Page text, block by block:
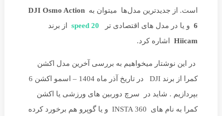
است. از جدیدترین مدل‌ها میتوان به DJI Osmo Action
6و یا در مدل های اقتصادی تر 20 speed
از برند
Hiicamاشاره کرد.
در این نوشتار میخواهیم به بررسی آخرین مدل اکشن
کمرا از برند DJI در تاریخ آذر ماه 1404 – اسمو اکشن 6
بپردازیم . شاید در سرچ دوربین های ورزشی یا اکشن
کمرا به نام های INSTA 360 و یا گوپرو هم برخورد کرده